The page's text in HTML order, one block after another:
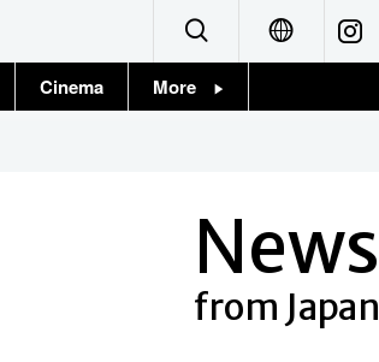
Français
Cinema More
News
from Japan